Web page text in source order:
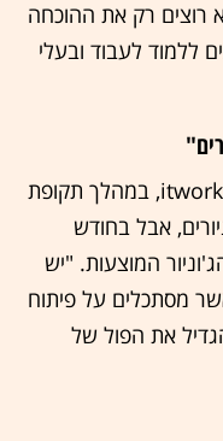
רוצים רק את ההוכחה
ללמוד לעבוד ובעלי
לדברי יפעת ברון, מנכ"לית עמותת itworks, במהלך תקופת
אבל בחודש
המוצעות. "יש
מסתכלים על פיתוח
את הפול של